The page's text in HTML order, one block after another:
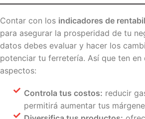
Contar con los indicadores de
para asegurar la prosperidad de tu
datos debes evaluar y hacer los
potenciar tu ferretería. Así que ten en
aspectos:
Controla tus costos: reducir
permitirá aumentar tus